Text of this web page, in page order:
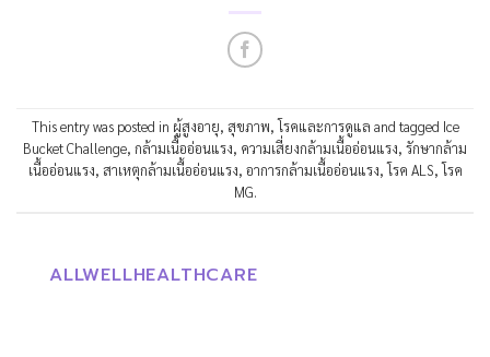
This entry was posted in ผู้สูงอายุ, สุขภาพ,โรคและการดูแล and tagged Ice
Bucket Challenge, กล้ามเนื้ออ่อนแรง, ความเสี่ยงกล้ามเนื้ออ่อนแรง, รักษากล้าม
เนื้ออ่อนแรง, สาเหตุกล้ามเนื้ออ่อนแรง, อาการกล้ามเนื้ออ่อนแรง,โรค ALS,โรค
MG.
ALLWELLHEALTHCARE